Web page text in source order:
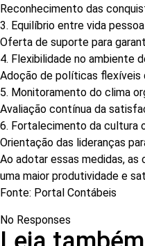
Reconhecimento das
3. Equilíbrio entre vida
Oferta de suporte para
4. Flexibilidade no ambiente
Adoção de políticas flexíveis
5. Monitoramento do clima
Avaliação contínua da
6. Fortalecimento da cultura
Orientação das lideranças
Ao adotar essas medidas,
uma maior produtividade e
Fonte: Portal Contábeis
No Responses